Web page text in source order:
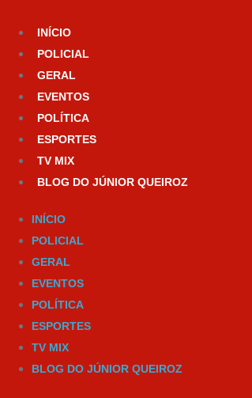
para
conteúdo
INÍCIO
POLICIAL
GERAL
EVENTOS
POLÍTICA
ESPORTES
TV MIX
BLOG DO JÚNIOR QUEIROZ
INÍCIO
POLICIAL
GERAL
EVENTOS
POLÍTICA
ESPORTES
TV MIX
BLOG DO JÚNIOR QUEIROZ